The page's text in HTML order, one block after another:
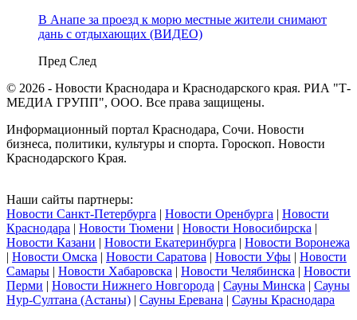
В Анапе за проезд к морю местные жители снимают
дань с отдыхающих (ВИДЕО)
Пред След
© 2026 - Новости Краснодара и Краснодарского края. РИА "Т-
МЕДИА ГРУПП", ООО. Все права защищены.
Информационный портал Краснодара, Сочи. Новости
бизнеса, политики, культуры и спорта. Гороскоп. Новости
Краснодарского Края.
Наши сайты партнеры:
Новости Санкт-Петербурга | Новости Оренбурга | Новости
Краснодара | Новости Тюмени | Новости Новосибирска |
Новости Казани | Новости Екатеринбурга | Новости Воронежа
| Новости Омска | Новости Саратова | Новости Уфы | Новости
Самары | Новости Хабаровска | Новости Челябинска | Новости
Перми | Новости Нижнего Новгорода | Сауны Минска | Сауны
Нур-Султана (Астаны) | Сауны Еревана | Сауны Краснодара